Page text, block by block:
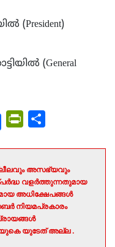
(President)
(General
PrintFriendly
അസഭ്യവും
വളർത്തുന്നതുമായ
അധിക്ഷേപങ്ങൾ
നിയമപ്രകാരം
യുകെ യുടേത് അല്ല .